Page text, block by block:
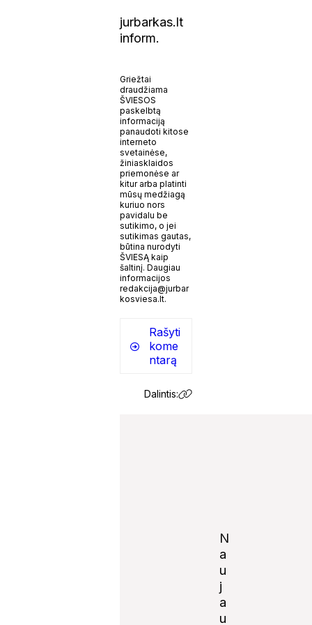
jurbarkas.lt
inform.
Griežtai
draudžiama
ŠVIESOS
paskelbtą
informaciją
panaudoti kitose
interneto
svetainėse,
žiniasklaidos
priemonėse ar
kitur arba platinti
mūsų medžiagą
kuriuo nors
pavidalu be
sutikimo, o jei
sutikimas gautas,
būtina nurodyti
ŠVIESĄ kaip
šaltinį. Daugiau
informacijos
redakcija@jurbar
kosviesa.lt.
Rašyti
kome
ntarą
Dalintis:
N
a
u
j
a
u